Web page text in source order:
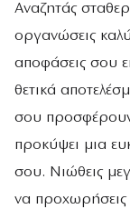
Αναζητάς
οργανώσεις
αποφάσεις σου
θετικά
σου
προκύψει μια
σου. Νιώθεις
να